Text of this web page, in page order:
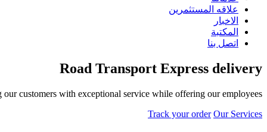
علاقه المستثمرين
الاخبار
المكتبة
اتصل بنا
Road Transport Express delivery
customers with exceptional service while offering our employees
Track your order Our Services